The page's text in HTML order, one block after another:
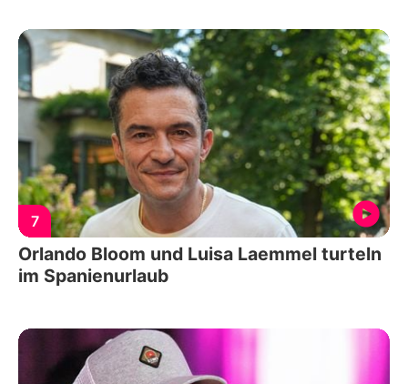
7
Orlando Bloom und Luisa Laemmel turteln
im Spanienurlaub